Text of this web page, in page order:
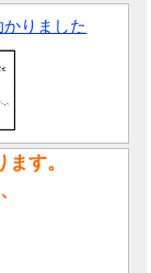
りました
す。